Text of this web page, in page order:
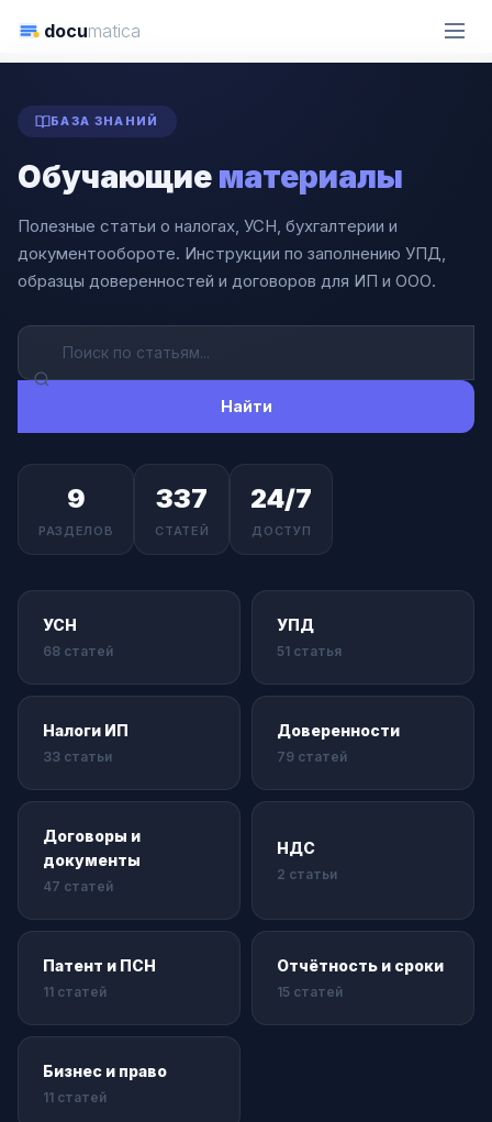
documatica
ГЛАВНАЯ СТАТЬИ
БАЗА ЗНАНИЙ
Обучающие материалы
Полезные статьи о налогах, УСН, бухгалтерии и
документообороте. Инструкции по заполнению УПД,
образцы доверенностей и договоров для ИП и ООО.
Найти
9
РАЗДЕЛОВ
337
СТАТЕЙ
24/7
ДОСТУП
УСН
68 статей
УПД
51 статья
Налоги ИП
33 статьи
Доверенности
79 статей
Договоры и
документы
47 статей
НДС
2 статьи
Патент и ПСН
11 статей
Отчётность и сроки
15 статей
Бизнес и право
11 статей